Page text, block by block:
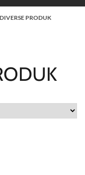
PRODUK